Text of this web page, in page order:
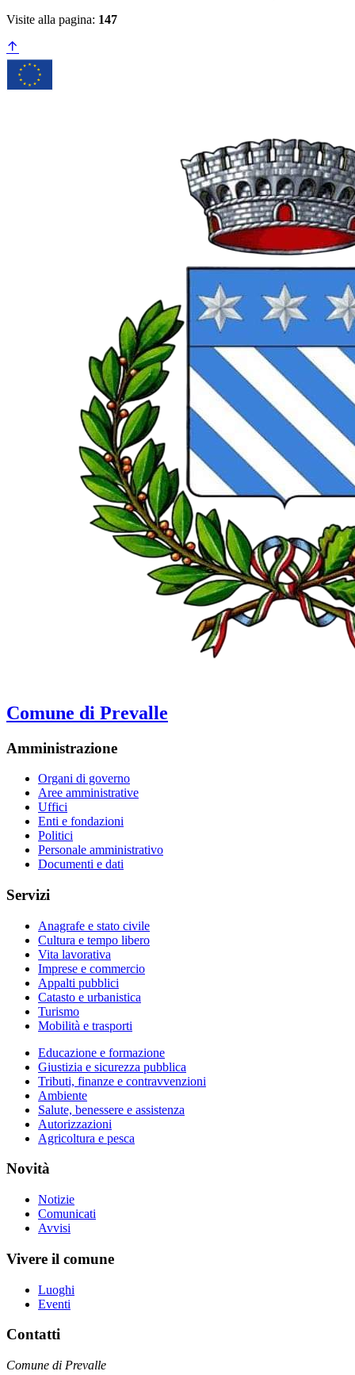
Visite alla pagina: 147
Comune di Prevalle
Amministrazione
Organi di governo
Aree amministrative
Uffici
Enti e fondazioni
Politici
Personale amministrativo
Documenti e dati
Servizi
Anagrafe e stato civile
Cultura e tempo libero
Vita lavorativa
Imprese e commercio
Appalti pubblici
Catasto e urbanistica
Turismo
Mobilità e trasporti
Educazione e formazione
Giustizia e sicurezza pubblica
Tributi, finanze e contravvenzioni
Ambiente
Salute, benessere e assistenza
Autorizzazioni
Agricoltura e pesca
Novità
Notizie
Comunicati
Avvisi
Vivere il comune
Luoghi
Eventi
Contatti
Comune di Prevalle